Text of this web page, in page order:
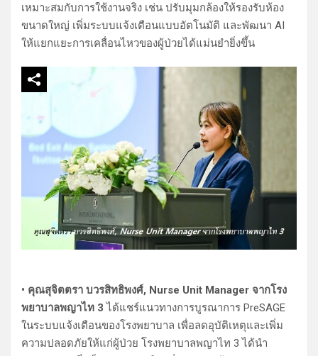
เหมาะสมกับการใช้งานจริง เช่น ปรับมุมกล้องให้รองรับห้อง
ขนาดใหญ่ เพิ่มระบบแจ้งเตือนแบบอัตโนมัติ และพัฒนา AI
ให้แยกแยะการเคลื่อนไหวของผู้ป่วยได้แม่นยำยิ่งขึ้น
• คุณสุจิตตรา บวรสิทธิพงศ์, Nurse Unit Manager จากโรง
พยาบาลพญาไท 3 ได้แชร์แนวทางการบูรณาการ PreSAGE
ในระบบแจ้งเตือนของโรงพยาบาล เพื่อลดอุบัติเหตุและเพิ่ม
ความปลอดภัยให้แก่ผู้ป่วย โรงพยาบาลพญาไท 3 ได้นำ